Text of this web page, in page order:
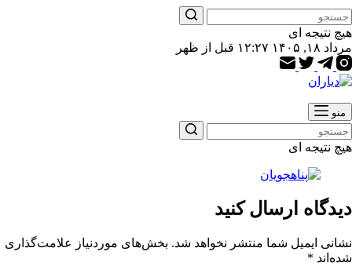
هیچ نتیجه ای
مرداد ۱۸, ۱۴۰۵ ۱۲:۲۷ قبل از ظهر
منو
هیچ نتیجه ای
دیدگاه ارسال کنید
نشانی ایمیل شما منتشر نخواهد شد. بخش‌های موردنیاز علامت‌گذاری
شده‌اند *